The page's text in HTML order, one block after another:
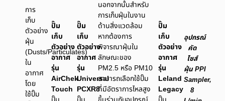
การ
เก็บ
ตัวอย่าง
ฝุ่น
(Dusts/Particulates)
ใน
อากาศ
โดย
ใช้ปั๊ม
ปั๊ม
เก็บ
ตัวอย่าง
อากาศ
รุ่น
AirChek
Touch
ปั๊ม
เก็บ
ตัวอย่าง
อากาศ
รุ่น
Universal
PCXR8
นอกจากนั้นสำหรับ
การเก็บฝุ่นในงาน
ด้านสิ่งแวดล้อม
หากต้องการ
พิจารณาฝุ่นใน
ลักษณะของ
PM2.5 หรือ PM10
สามารถเลือกใช้ปั๊ม
ที่มีอัตราการไหลสูง
ปั๊ม
เก็บ
ตัวอย่าง
อากาศ
รุ่น
Leland
Legacy
อุปกรณ์
คัด
ไซส์
ฝุ่น PPI
Sampler,
8